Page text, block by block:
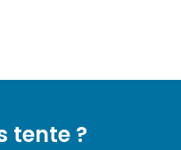
tente ?